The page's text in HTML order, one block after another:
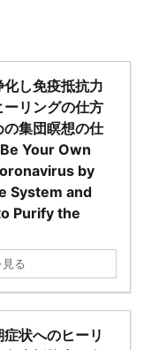
し免疫抵抗力
リングの仕方
の集団瞑想の仕
Your Own
by
System and
Purify the
る
状へのヒーリ